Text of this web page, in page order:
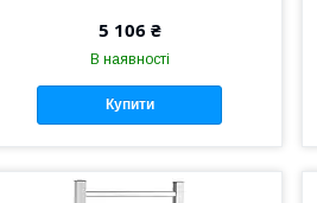
5 106 ₴
В наявності
Купити